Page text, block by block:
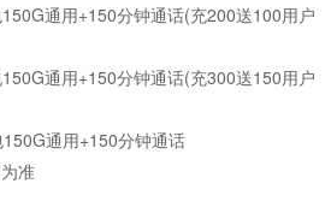
通用+150分钟通话(充200送100用户
通用+150分钟通话(充300送150用户
通用+150分钟通话
准